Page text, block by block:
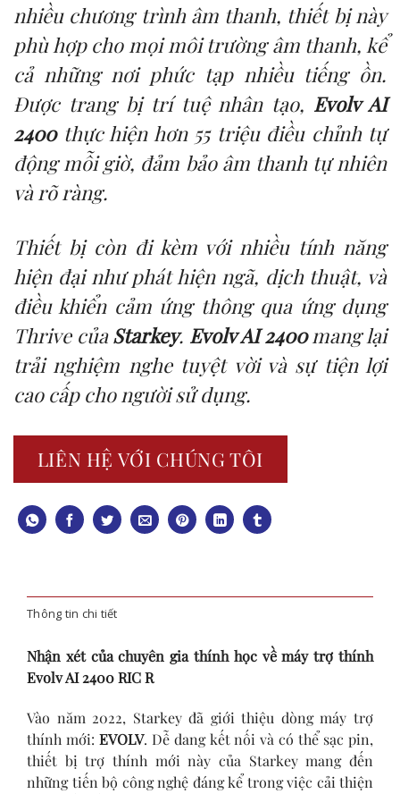
nhiều chương trình âm thanh, thiết bị này
phù hợp cho mọi môi trường âm thanh, kể
cả những nơi phức tạp nhiều tiếng ồn.
Được trang bị trí tuệ nhân tạo, Evolv AI
2400thực hiện hơn 55 triệu điều chỉnh tự
động mỗi giờ, đảm bảo âm thanh tự nhiên
và rõ ràng.
Thiết bị còn đi kèm với nhiều tính năng
hiện đại như phát hiện ngã, dịch thuật, và
điều khiển cảm ứng thông qua ứng dụng
Thrive củaStarkey. Evolv AI 2400mang lại
trải nghiệm nghe tuyệt vời và sự tiện lợi
cao cấp cho người sử dụng.
LIÊN HỆ VỚI CHÚNG TÔI
Thông tin chi tiết
Nhận xét của chuyên gia thính học về máy trợ thính
Evolv AI 2400 RIC R
Vào năm 2022, Starkey đã giới thiệu dòng máy trợ
thính mới: EVOLV. Dễ dang kết nối và có thể sạc pin,
thiết bị trợ thính mới này của Starkey mang đến
những tiến bộ công nghệ đáng kể trong việc cải thiện